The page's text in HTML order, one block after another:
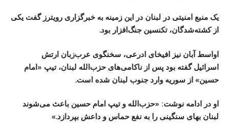
یک منبع امنیتی در لبنان در این زمینه به خبرگزاری رویترز گفت یکی
از کشته‌شدگان، تکنسین جنگ‌افزار بود.
اواسط آبان نیز افیخای ادرعی، سخنگوی عرب‌زبان ارتش
اسرائیل گفته بود پس از ناکامی‌های حزب‌الله لبنان، تیپ «امام
حسین» از سوریه وارد جنوب لبنان شده است.
او در ادامه نوشت: «حزب‌الله و تیپ امام حسین باعث می‌شوند
لبنان بهای سنگینی را به نفع حماس و داعش بپردازد.»